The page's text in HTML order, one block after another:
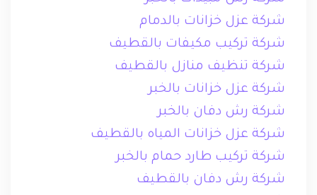
شركة عزل خزانات بالدمام
شركة تركيب مكيفات بالقطيف
شركة تنظيف منازل بالقطيف
شركة عزل خزانات بالخبر
شركة رش دفان بالخبر
شركة عزل خزانات المياه بالقطيف
شركة تركيب طارد حمام بالخبر
شركة رش دفان بالقطيف